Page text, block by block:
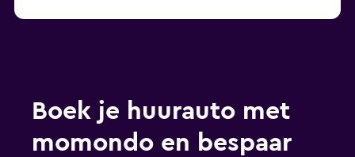
Boek je huurauto met
momondo en bespaar